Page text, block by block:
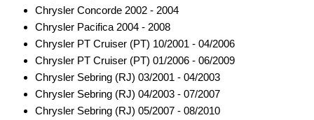
Chrysler Concorde 2002 - 2004
Chrysler Pacifica 2004 - 2008
Chrysler PT Cruiser (PT) 10/2001 - 04/2006
Chrysler PT Cruiser (PT) 01/2006 - 06/2009
Chrysler Sebring (RJ) 03/2001 - 04/2003
Chrysler Sebring (RJ) 04/2003 - 07/2007
Chrysler Sebring (RJ) 05/2007 - 08/2010